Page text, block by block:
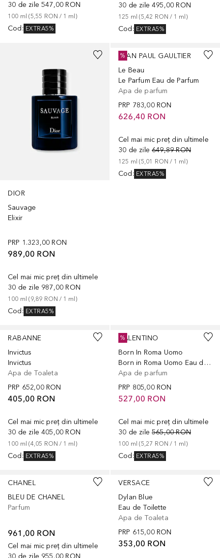
30 de zile 547,00 RON
100 ml (5,55 RON / 1 ml )
Cod: EXTRA5%
30 de zile 495,00 RON
125 ml (5,42 RON / 1 ml )
Cod : EXTRA5%
DIOR
Sauvage
Elixir
PRP 1.323,00 RON
989,00 RON
Cel mai mic preț din ultimele
30 de zile 987,00 RON
100 ml (9,89 RON / 1 ml )
Cod : EXTRA5%
JEAN PAUL GAULTIER
Le Beau
Le Parfum Eau de Parfum
Apa de parfum
PRP 783,00 RON
626,40 RON
Cel mai mic preț din ultimele
30 de zile 649,89 RON
125 ml (5,01 RON / 1 ml )
Cod : EXTRA5%
%
RABANNE
Invictus
Invictus
Apa de Toaleta
PRP 652,00 RON
405,00 RON
Cel mai mic preț din ultimele
30 de zile 405,00 RON
100 ml (4,05 RON / 1 ml )
Cod : EXTRA5%
VALENTINO
Born In Roma Uomo
Born in Roma Uomo Eau de Parfum Intense
Apa de parfum
PRP 805,00 RON
527,00 RON
Cel mai mic preț din ultimele
30 de zile 565,00 RON
100 ml (5,27 RON / 1 ml )
Cod : EXTRA5%
%
CHANEL
BLEU DE CHANEL
Parfum
961,00 RON
Cel mai mic preț din ultimele
VERSACE
Dylan Blue
Eau de Toilette
Apa de Toaleta
PRP 615,00 RON
353,00 RON